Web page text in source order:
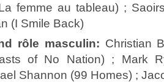
femme au tableau) ;
(I Smile Back)
rôle masculin: Christian
of No Nation) ; Mark
Shannon (99 Homes) ;